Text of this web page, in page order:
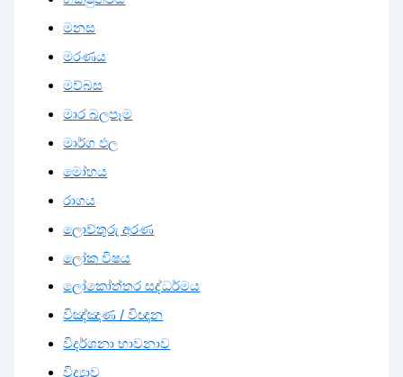
මනස
මරණය
මව්බස
මාර බලපෑම
මාර්ග ඵල
මෝහය
රාගය
ලොව්තුරු අරණ
ලෝක විෂය
ලෝකෝත්තර සද්ධර්මය
විඤ්ඤාණ / විඥාන
විදර්ශනා භාවනාව
විද්‍යාව